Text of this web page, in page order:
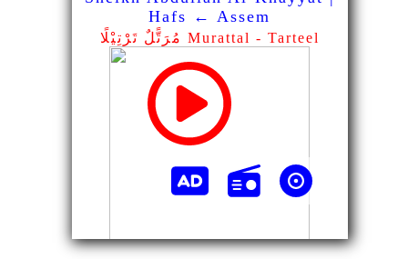
Hafs ← Assem
مُرَتًّلٌ تَرْتِيْلًا Murattal - Tarteel